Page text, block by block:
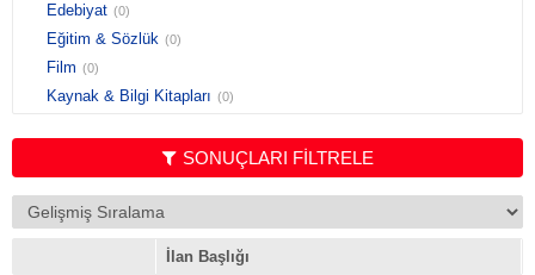
Edebiyat (0)
Eğitim & Sözlük (0)
Film (0)
Kaynak & Bilgi Kitapları (0)
Yabancı Dilde Kitaplar
SONUÇLARI FİLTRELE
İlan Başlığı